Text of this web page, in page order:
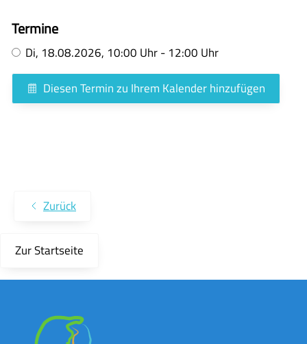
Termine
Di, 18.08.2026, 10:00 Uhr- 12:00 Uhr
Diesen Termin zu Ihrem Kalender hinzufügen
Zurück
Zur Startseite